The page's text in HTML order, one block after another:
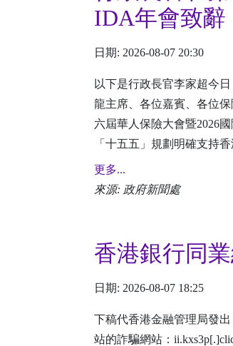
IDA年會致辭
日期: 2026-08-07 20:30
以下是行政長官李家超今
龍主席、各位嘉賓、各位
六屆華人保險大會暨2026
「十五五」規劃明確支持
更多...
來源: 政府新聞處
香港銀行同
日期: 2026-08-07 18:25
下稿代香港金融管理局發
站的詐騙網站：